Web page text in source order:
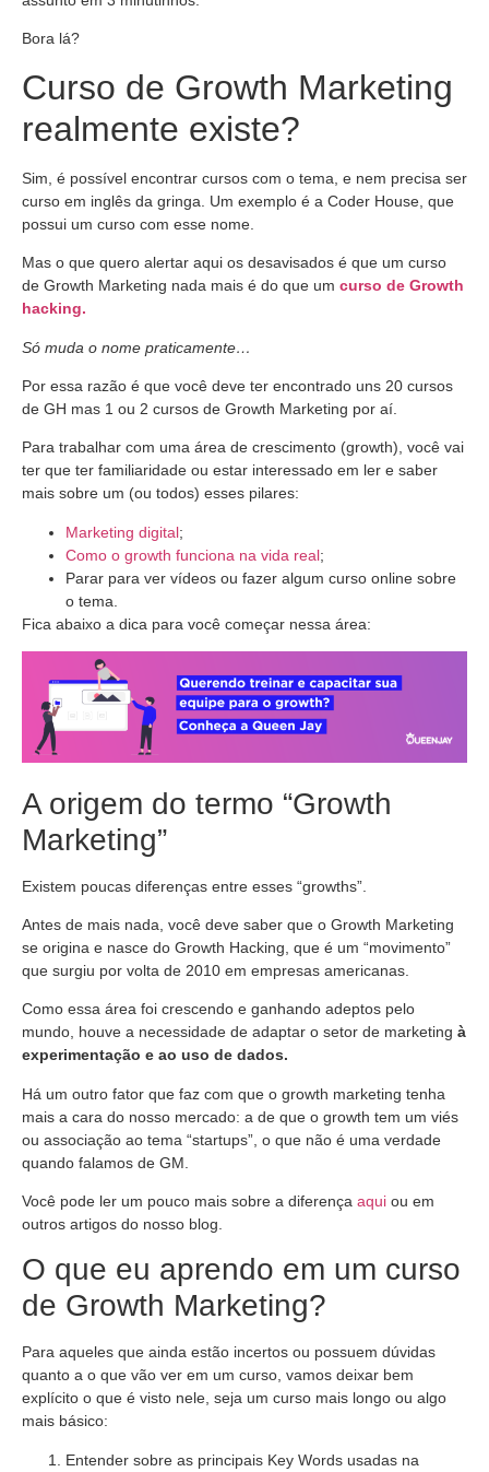
Bora lá?
Curso de Growth Marketing
realmente existe?
Sim, é possível encontrar cursos com o tema, e nem precisa ser
curso em inglês da gringa. Um exemplo é a Coder House, que
possui um curso com esse nome.
Mas o que quero alertar aqui os desavisados é que um curso
de Growth Marketing nada mais é do que um curso de Growth
hacking.
Só muda o nome praticamente…
Por essa razão é que você deve ter encontrado uns 20 cursos
de GH mas 1 ou 2 cursos de Growth Marketing por aí.
Para trabalhar com uma área de crescimento (growth), você vai
ter que ter familiaridade ou estar interessado em ler e saber
mais sobre um (ou todos) esses pilares:
Marketing digital;
Como o growth funciona na vida real;
Parar para ver vídeos ou fazer algum curso online sobre
o tema.
Fica abaixo a dica para você começar nessa área:
A origem do termo “Growth
Marketing”
Existem poucas diferenças entre esses “growths”.
Antes de mais nada, você deve saber que o Growth Marketing
se origina e nasce do Growth Hacking, que é um “movimento”
que surgiu por volta de 2010 em empresas americanas.
Como essa área foi crescendo e ganhando adeptos pelo
mundo, houve a necessidade de adaptar o setor de marketing à
experimentação e ao uso de dados.
Há um outro fator que faz com que o growth marketing tenha
mais a cara do nosso mercado: a de que o growth tem um viés
ou associação ao tema “startups”, o que não é uma verdade
quando falamos de GM.
Você pode ler um pouco mais sobre a diferença aqui ou em
outros artigos do nosso blog.
O que eu aprendo em um curso
de Growth Marketing?
Para aqueles que ainda estão incertos ou possuem dúvidas
quanto a o que vão ver em um curso, vamos deixar bem
explícito o que é visto nele, seja um curso mais longo ou algo
mais básico:
Entender sobre as principais Key Words usadas na